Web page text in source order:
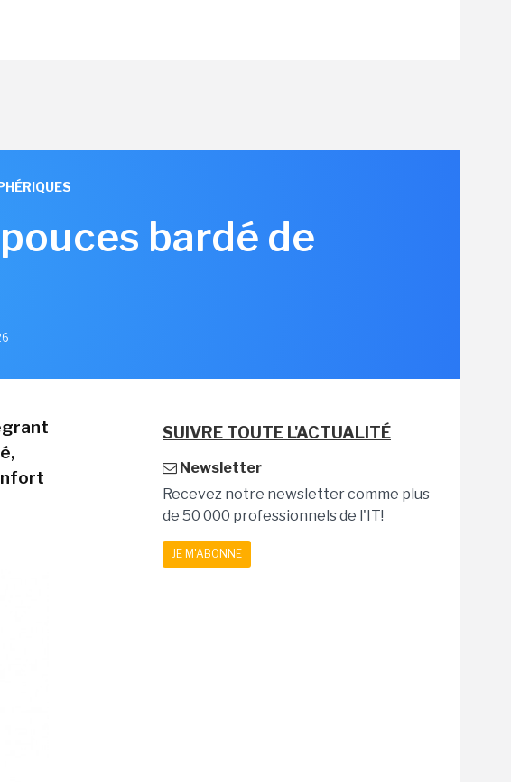
bardé de
SUIVRE TOUTE L'ACTUALITÉ
Newsletter
Recevez notre newsletter comme plus
de 50 000 professionnels de l'IT!
JE M'ABONNE